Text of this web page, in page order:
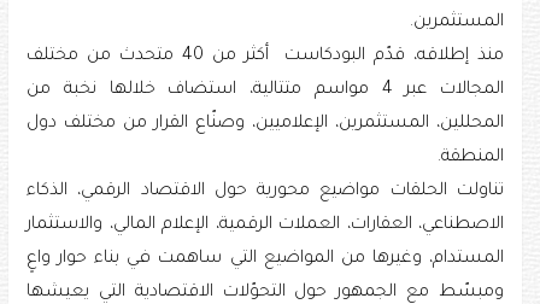
المستثمرين.
منذ إطلاقه، قدّم البودكاست أكثر من 40 متحدث من مختلف
المجالات عبر 4 مواسم متتالية، استضاف خلالها نخبة من
المحللين، المستثمرين، الإعلاميين، وصنّاع القرار من مختلف دول
المنطقة.
تناولت الحلقات مواضيع محورية حول الاقتصاد الرقمي، الذكاء
الاصطناعي، العقارات، العملات الرقمية، الإعلام المالي، والاستثمار
المستدام، وغيرها من المواضيع التي ساهمت في بناء حوار واعٍ
ومبسّط مع الجمهور حول التحوّلات الاقتصادية التي يعيشها